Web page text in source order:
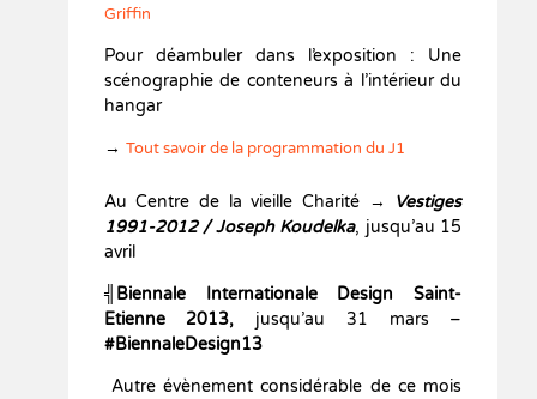
Griffin
Pour déambuler dans l’exposition : Une
scénographie de conteneurs à l’intérieur du
hangar
→ Tout savoir de la programmation du J1
Au Centre de la vieille Charité →
Vestiges
1991-2012 / Joseph Koudelka, jusqu’au 15
avril
╣Biennale Internationale Design Saint-
Etienne 2013, jusqu’au 31 mars –
#BiennaleDesign13
Autre évènement considérable de ce mois